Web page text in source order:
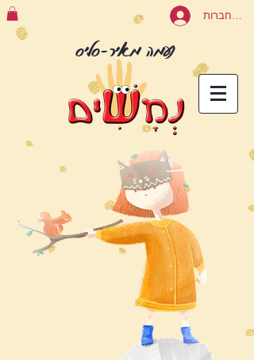
להתחברות
נעמה מאיר-סליס